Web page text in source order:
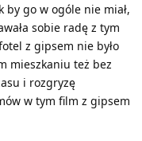
go w ogóle nie miał,
sobie radę z tym
z gipsem nie było
mieszkaniu też bez
i rozgryzę
w tym film z gipsem